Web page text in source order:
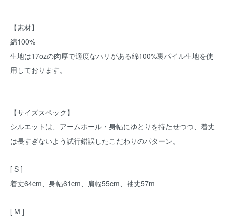
【素材】
綿100%
生地は17ozの肉厚で適度なハリがある綿100%裏パイル生地を使
用しております。
【サイズスペック】
シルエットは、アームホール・身幅にゆとりを持たせつつ、着丈
は長すぎないよう試行錯誤したこだわりのパターン。
[ S ]
着丈64cm、身幅61cm、肩幅55cm、袖丈57m
[ M ]